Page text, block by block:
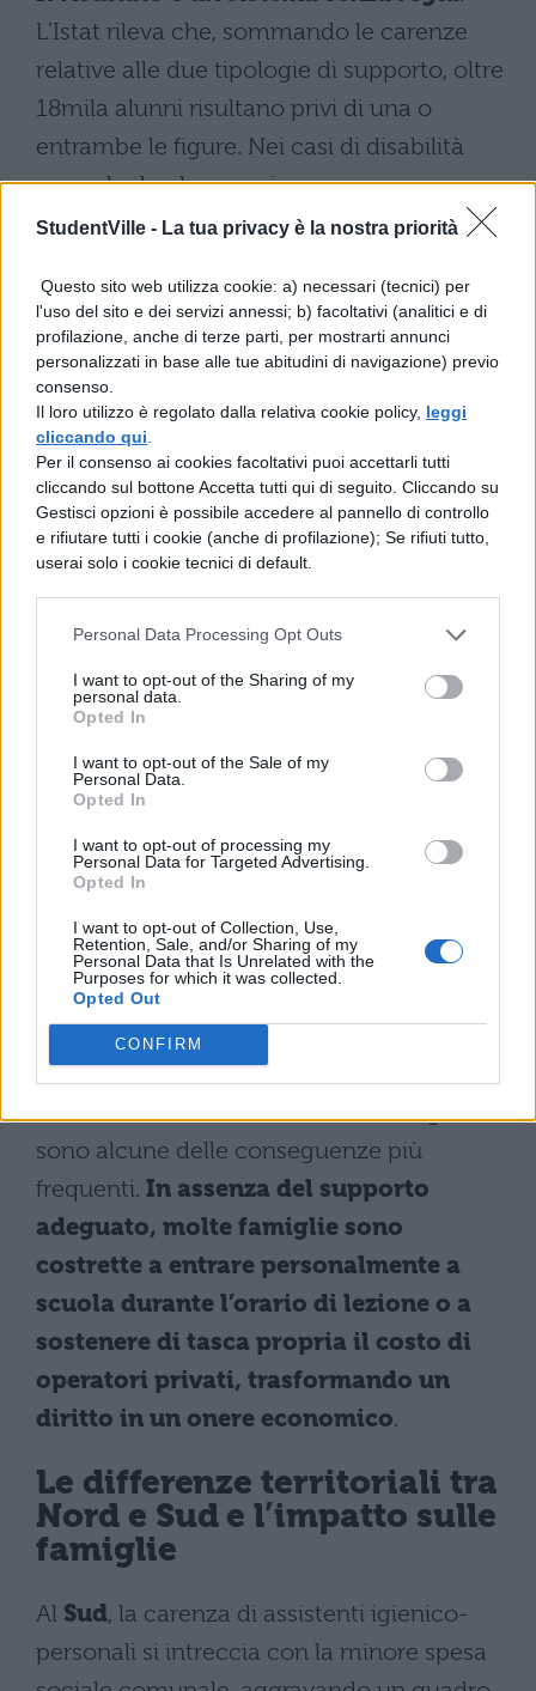
StudentVille - La tua privacy è la nostra priorità
Questo sito web utilizza cookie: a) necessari (tecnici) per
l'uso del sito e dei servizi annessi; b) facoltativi (analitici e di
profilazione, anche di terze parti, per mostrarti annunci
personalizzati in base alle tue abitudini di navigazione) previo
consenso.
Il loro utilizzo è regolato dalla relativa cookie policy, leggi
cliccando qui
Per il consenso ai cookies facoltativi puoi accettarli tutti
cliccando sul bottone Accetta tutti qui di seguito. Cliccando su
Gestisci opzioni è possibile accedere al pannello di controllo
e rifiutare tutti i cookie (anche di profilazione); Se rifiuti tutto,
userai solo i cookie tecnici di default.
Personal Data Processing Opt Outs
I want to opt-out of the Sharing of my
personal data.
Opted In
I want to opt-out of the Sale of my
Personal Data.
Opted In
I want to opt-out of processing my
Personal Data for Targeted Advertising.
Opted In
I want to opt-out of Collection, Use,
Retention, Sale, and/or Sharing of my
Personal Data that Is Unrelated with the
Purposes for which it was collected.
Opted Out
CONFIRM
L’Istat rileva che, sommando le carenze
relative alle due tipologie di supporto, oltre
18mila alunni risultano privi di una o
entrambe le figure. Nei casi di disabilità
grave, le due lacune si sovrappongono
frequentemente, moltiplicando le difficoltà.
Senza coordinamento, ogni scuola si
muove in ordine sparso, e le famiglie si
trovano a negoziare caso per caso.
Le conseguenze sulla
frequenza scolastica e sul
benessere degli studenti
La mancanza di assistenti igienico-
vita scolastica quotidiana. Molti studenti
giusti e si rivolgono in modo improvvisato a
riservatezza e sicurezza necessarie.
con possibili ricadute sulla salute fisica e
Queste difficoltà limitano anche la
partecipazione alla vita scolastica:
l’impossibilità di frequentare il tempo
pieno, l’esclusione dalle gite scolastiche e la
riduzione dell’orario su richiesta dei genitori
sono alcune delle conseguenze più
frequenti. In assenza del supporto
adeguato, molte famiglie sono
costrette a entrare personalmente a
scuola durante l’orario di lezione o a
sostenere di tasca propria il costo di
operatori privati, trasformando un
diritto in un onere economico.
Le differenze territoriali tra
Nord e Sud e l’impatto sulle
famiglie
Al Sud, la carenza di assistenti igienico-
personali si intreccia con la minore spesa